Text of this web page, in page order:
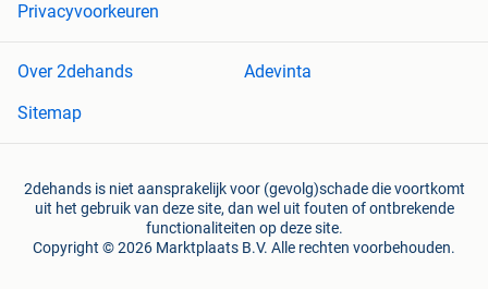
Privacyvoorkeuren
Over 2dehands
Adevinta
Sitemap
2dehands is niet aansprakelijk voor (gevolg)schade die voortkomt
uit het gebruik van deze site, dan wel uit fouten of ontbrekende
functionaliteiten op deze site.
Copyright © 2026 Marktplaats B.V. Alle rechten voorbehouden.